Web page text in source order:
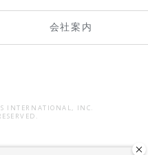
会社案内
INTERNATIONAL, INC.